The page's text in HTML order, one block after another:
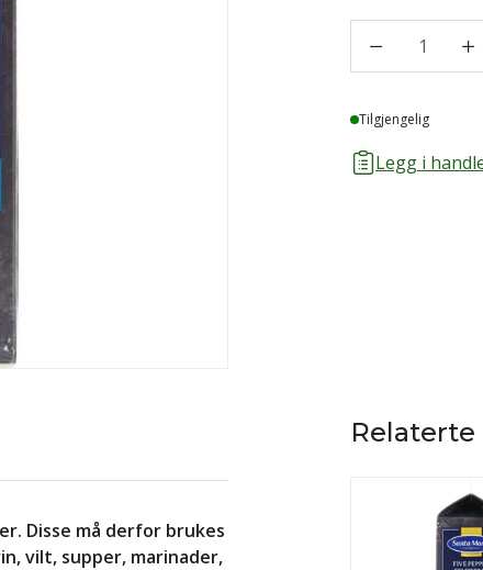
1
Lager
Tilgjengelig
Legg i
Disse må derfor brukes
vilt, supper, marinader,